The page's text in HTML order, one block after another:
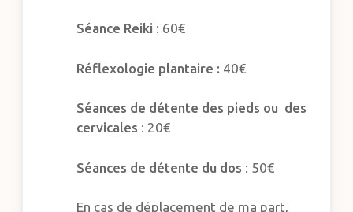
Séance Reiki : 60€
Réflexologie plantaire : 40€
Séances de détente des pieds ou des
cervicales : 20€
Séances de détente du dos : 50€
En cas de déplacement de ma part,